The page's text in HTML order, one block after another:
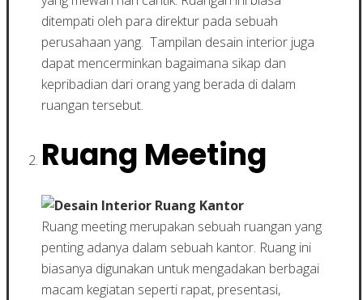
ditempati oleh para direktur pada sebuah
perusahaan yang. Tampilan desain interior juga
dapat mencerminkan bagaimana sikap dan
kepribadian dari orang yang berada di dalam
ruangan tersebut.
Ruang Meeting
Ruang meeting merupakan sebuah ruangan yang
penting adanya dalam sebuah kantor. Ruang ini
biasanya digunakan untuk mengadakan berbagai
macam kegiatan seperti rapat, presentasi,